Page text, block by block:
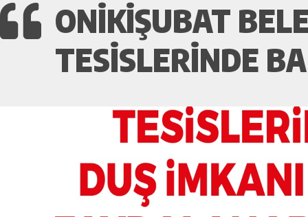
ONIKIŞUBAT
TESISLERINDE